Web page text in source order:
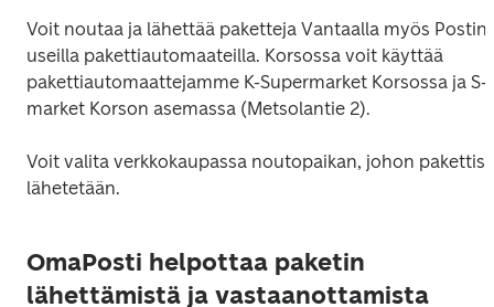
Voit noutaa ja lähettää paketteja Vantaalla myös Postin
useilla pakettiautomaateilla. Korsossa voit käyttää
pakettiautomaattejamme K-Supermarket Korsossa ja S-
market Korson asemassa (Metsolantie 2).
Voit valita verkkokaupassa noutopaikan, johon pakettisi
lähetetään.
OmaPosti helpottaa paketin
lähettämistä ja vastaanottamista